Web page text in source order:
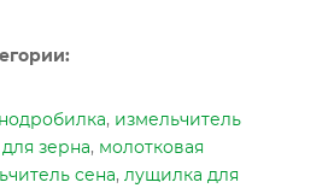
, измельчитель
зерна, молотковая
сена, лущилка для